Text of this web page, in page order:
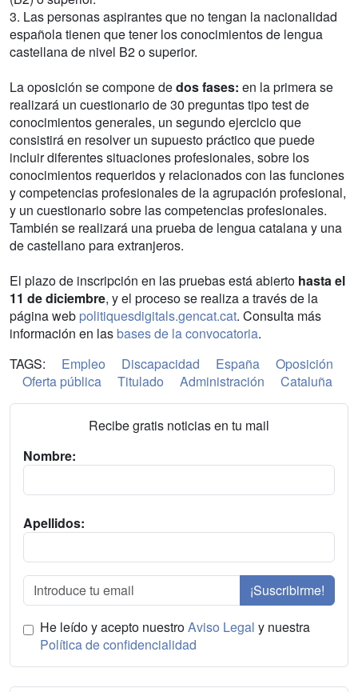
3. Las personas aspirantes que no tengan la nacionalidad
española tienen que tener los conocimientos de lengua
castellana de nivel B2 o superior.
La oposición se compone dedos fases: en la primera se
realizará un cuestionario de 30 preguntas tipo test de
conocimientos generales, un segundo ejercicio que
consistirá en resolver un supuesto práctico que puede
incluir diferentes situaciones profesionales, sobre los
conocimientos requeridos y relacionados con las funciones
y competencias profesionales de la agrupación profesional,
y un cuestionario sobre las competencias profesionales.
También se realizará una prueba de lengua catalana y una
de castellano para extranjeros.
El plazo de inscripción en las pruebas está abierto hasta el
11 de diciembre, y el proceso se realiza a través de la
página web politiquesdigitals.gencat.cat. Consulta más
información en lasbases de la convocatoria.
TAGS:
Empleo Discapacidad España
Oposición
Oferta pública
Titulado Administración Cataluña
Recibe gratis noticias en tu mail
Nombre:
Apellidos:
¡Suscribirme!
He leído y acepto nuestroAviso Legal y nuestra
Política de confidencialidad